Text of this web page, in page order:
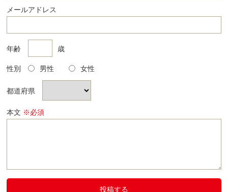
メールアドレス
年齢 歳
性別 男性 女性
都道府県
本文 ※必須
投稿する